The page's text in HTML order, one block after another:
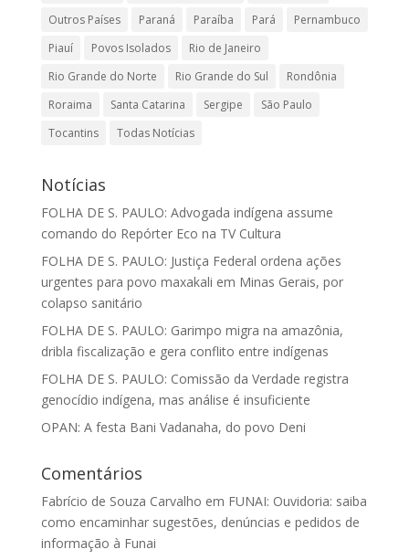
Outros Países
Paraná Paraíba Pará
Pernambuco
Piauí
Povos Isolados
Rio de Janeiro
Rio Grande do Norte
Rio Grande do Sul
Rondônia
Roraima
Santa Catarina Sergipe
São Paulo
Tocantins
Todas Notícias
Notícias
FOLHA DE S. PAULO: Advogada indígena assume
comando do Repórter Eco na TV Cultura
FOLHA DE S. PAULO: Justiça Federal ordena ações
urgentes para povo maxakali em Minas Gerais, por
colapso sanitário
FOLHA DE S. PAULO: Garimpo migra na amazônia,
dribla fiscalização e gera conflito entre indígenas
FOLHA DE S. PAULO: Comissão da Verdade registra
genocídio indígena, mas análise é insuficiente
OPAN: A festa Bani Vadanaha, do povo Deni
Comentários
Fabrício de Souza Carvalho em FUNAI: Ouvidoria: saiba
como encaminhar sugestões, denúncias e pedidos de
informação à Funai